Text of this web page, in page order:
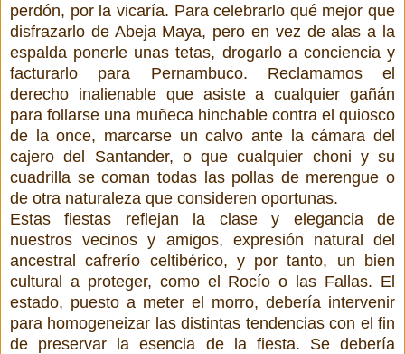
perdón, por la vicaría. Para celebrarlo qué mejor que
disfrazarlo de Abeja Maya, pero en vez de alas a la
espalda ponerle unas tetas, drogarlo a conciencia y
facturarlo para Pernambuco. Reclamamos el
derecho inalienable que asiste a cualquier gañán
para follarse una muñeca hinchable contra el quiosco
de la once, marcarse un calvo ante la cámara del
cajero del Santander, o que cualquier choni y su
cuadrilla se coman todas las pollas de merengue o
de otra naturaleza que consideren oportunas.
Estas fiestas reflejan la clase y elegancia de
nuestros vecinos y amigos, expresión natural del
ancestral cafrerío celtibérico, y por tanto, un bien
cultural a proteger, como el Rocío o las Fallas. El
estado, puesto a meter el morro, debería intervenir
para homogeneizar las distintas tendencias con el fin
de preservar la esencia de la fiesta. Se debería